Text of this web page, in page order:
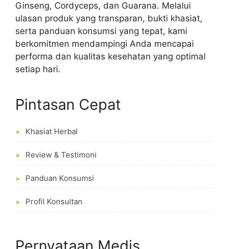
Ginseng, Cordyceps, dan Guarana. Melalui
ulasan produk yang transparan, bukti khasiat,
serta panduan konsumsi yang tepat, kami
berkomitmen mendampingi Anda mencapai
performa dan kualitas kesehatan yang optimal
setiap hari.
Pintasan Cepat
➤ Khasiat Herbal
➤ Review & Testimoni
➤ Panduan Konsumsi
➤ Profil Konsultan